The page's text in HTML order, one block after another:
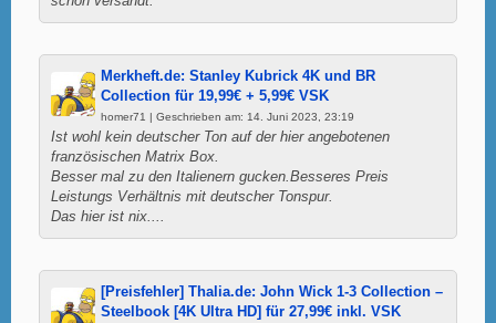
Merkheft.de: Stanley Kubrick 4K und BR
Collection für 19,99€ + 5,99€ VSK
homer71 | Geschrieben am: 14. Juni 2023, 23:19
Ist wohl kein deutscher Ton auf der hier angebotenen
französischen Matrix Box.
Besser mal zu den Italienern gucken.Besseres Preis
Leistungs Verhältnis mit deutscher Tonspur.
Das hier ist nix....
[Preisfehler] Thalia.de: John Wick 1-3 Collection –
Steelbook [4K Ultra HD] für 27,99€ inkl. VSK